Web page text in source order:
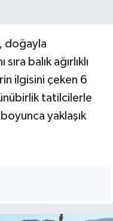
doğayla
balık ağırlıklı
ilgisini çeken 6
tatilcilerle
yaklaşık